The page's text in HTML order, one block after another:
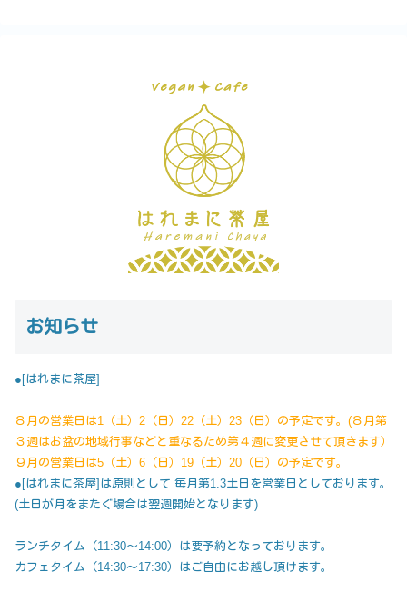
お知らせ
●[はれまに茶屋]
８月の営業日は1（土）2（日）22（土）23（日）の予定です。(８月第
３週はお盆の地域行事などと重なるため第４週に変更させて頂きます）
９月の営業日は5（土）6（日）19（土）20（日）の予定です。
●[はれまに茶屋]は原則として 毎月第1.3土日を営業日としております。
(土日が月をまたぐ場合は翌週開始となります)
ランチタイム（11:30～14:00）は要予約となっております。
カフェタイム（14:30～17:30）はご自由にお越し頂けます。